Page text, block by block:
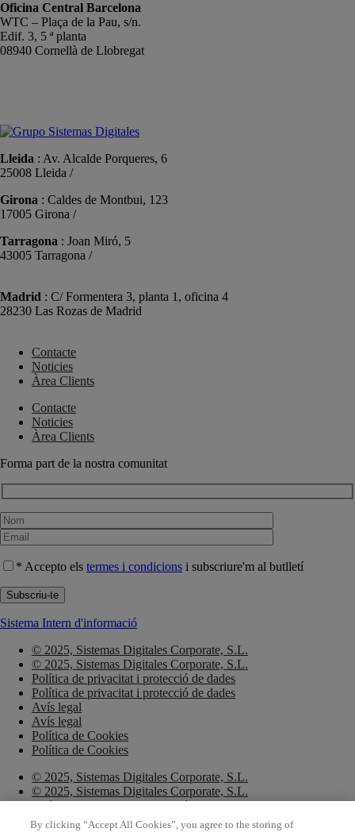
Oficina Central Barcelona
WTC – Plaça de la Pau, s/n.
Edif. 3, 5 ª planta
08940 Cornellà de Llobregat
Lleida : Av. Alcalde Porqueres, 6
25008 Lleida /
Girona : Caldes de Montbui, 123
17005 Girona /
Tarragona : Joan Miró, 5
43005 Tarragona /
Madrid : C/ Formentera 3, planta 1, oficina 4
28230 Las Rozas de Madrid
Contacte
Noticies
Àrea Clients
Contacte
Noticies
Àrea Clients
Forma part de la nostra comunitat
* Accepto els termes i condicions i subscriure'm al butlletí
Sistema Intern d'informació
© 2025, Sistemas Digitales Corporate, S.L.
© 2025, Sistemas Digitales Corporate, S.L.
Política de privacitat i protecció de dades
Política de privacitat i protecció de dades
Avís legal
Avís legal
Política de Cookies
Política de Cookies
© 2025, Sistemas Digitales Corporate, S.L.
© 2025, Sistemas Digitales Corporate, S.L.
Política de privacitat i protecció de dades
Política de privacitat i protecció de dades
By clicking “Accept All Cookies”, you agree to the storing of